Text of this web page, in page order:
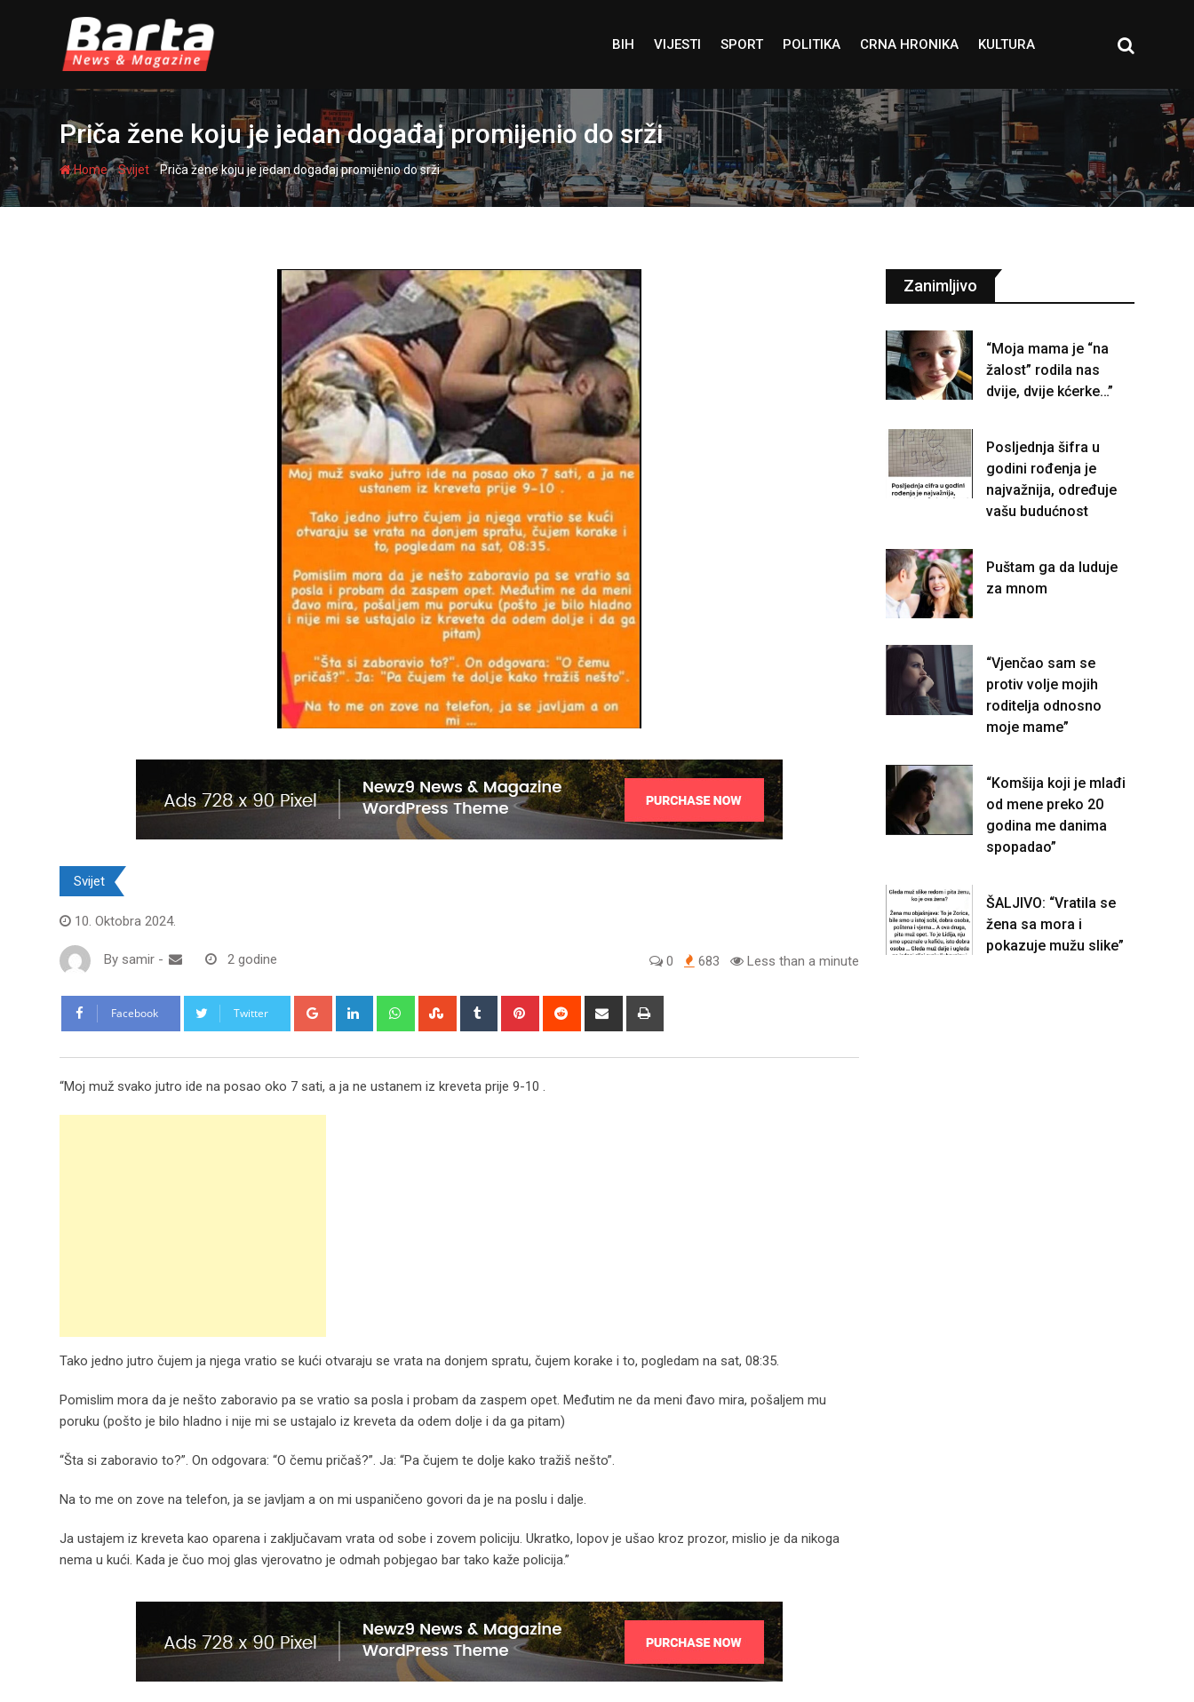
BIH VIJESTI SPORT POLITIKA CRNA HRONIKA KULTURA
Priča žene koju je jedan događaj promijenio do srži
Home-Svijet -Priča žene koju je jedan događaj promijenio do srži
Svijet
10. Oktobra 2024.
By samir - 2 godine 0 683 Less than a minute
Facebook Twitter Google+ LinkedIn WhatsappStumbleUpon
Tumblr Pinterest Reddit
Share
“Moj muž svako jutro ide na posao oko 7 sati, a ja ne ustanem iz kreveta prije 9-10 .
Tako jedno jutro čujem ja njega vratio se kući otvaraju se vrata na donjem spratu, čujem korake i to, pogledam na sat, 08:35.
Pomislim mora da je nešto zaboravio pa se vratio sa posla i probam da zaspem opet. Međutim ne da meni đavo mira, pošaljem mu
poruku (pošto je bilo hladno i nije mi se ustajalo iz kreveta da odem dolje i da ga pitam)
“Šta si zaboravio to?”. On odgovara: “O čemu pričaš?”. Ja: “Pa čujem te dolje kako tražiš nešto”.
Na to me on zove na telefon, ja se javljam a on mi uspaničeno govori da je na poslu i dalje.
Ja ustajem iz kreveta kao oparena i zaključavam vrata od sobe i zovem policiju. Ukratko, lopov je ušao kroz prozor, mislio je da nikoga
nema u kući. Kada je čuo moj glas vjerovatno je odmah pobjegao bar tako kaže policija.”
Zanimljivo
“Moja mama je “na
žalost” rodila nas
dvije, dvije kćerke…”
Posljednja šifra u
godini rođenja je
najvažnija, određuje
vašu budućnost
Puštam ga da luduje
za mnom
“Vjenčao sam se
protiv volje mojih
roditelja odnosno
moje mame”
“Komšija koji je mlađi
od mene preko 20
godina me danima
spopadao”
ŠALJIVO: “Vratila se
žena sa mora i
pokazuje mužu slike”